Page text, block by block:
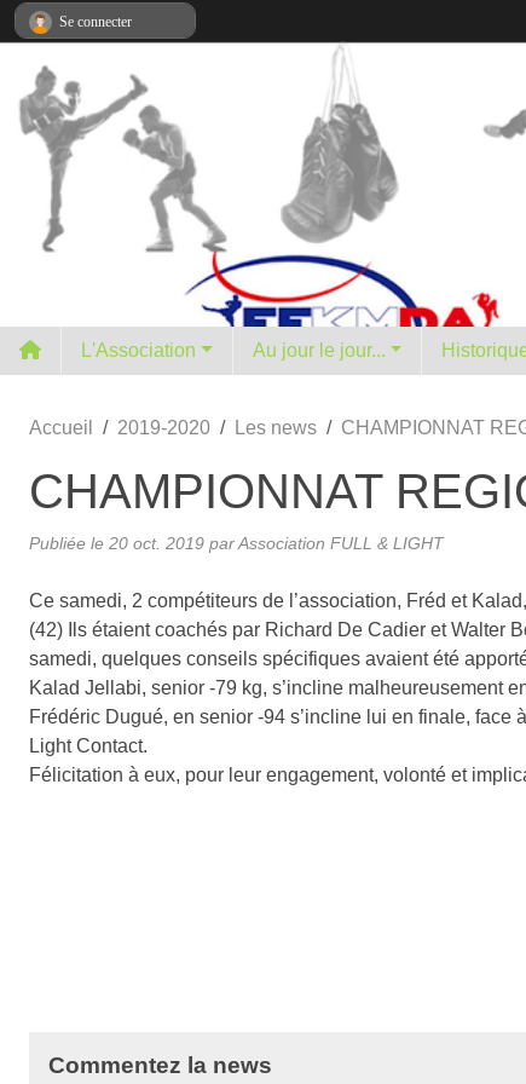
L'Association Au jour le jour...
Accueil 2019-2020 Les news CHAMPIONNAT
CHAMPIONNAT
Publiée le 20 oct. 2019 par Association FULL & LIGHT
Ce samedi, 2 compétiteurs de l’association, Fréd et
(42) Ils étaient coachés par Richard De Cadier et Walter
samedi, quelques conseils spécifiques avaient été
Kalad Jellabi, senior -79 kg, s’incline malheureusement
Frédéric Dugué, en senior -94 s’incline lui en finale,
Light Contact.
Félicitation à eux, pour leur engagement, volonté et
Commentez la news
Se connecter
Panneau de gestion des cookies